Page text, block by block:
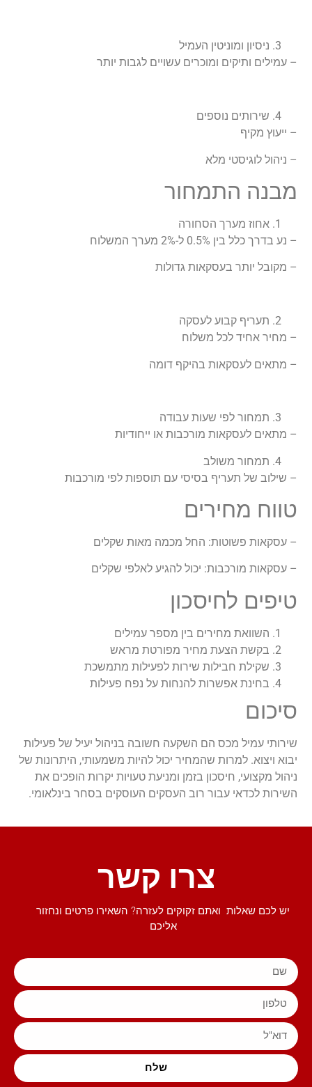
ניסיון ומוניטין העמיל
– עמילים ותיקים ומוכרים עשויים לגבות יותר
שירותים נוספים
– ייעוץ מקיף
– ניהול לוגיסטי מלא
מבנה התמחור
אחוז מערך הסחורה
– נע בדרך כלל בין 0.5% ל-2% מערך המשלוח
– מקובל יותר בעסקאות גדולות
תעריף קבוע לעסקה
– מחיר אחיד לכל משלוח
– מתאים לעסקאות בהיקף דומה
תמחור לפי שעות עבודה
– מתאים לעסקאות מורכבות או ייחודיות
תמחור משולב
– שילוב של תעריף בסיסי עם תוספות לפי מורכבות
טווח מחירים
– עסקאות פשוטות: החל מכמה מאות שקלים
– עסקאות מורכבות: יכול להגיע לאלפי שקלים
טיפים לחיסכון
השוואת מחירים בין מספר עמילים
בקשת הצעת מחיר מפורטת מראש
שקילת חבילות שירות לפעילות מתמשכת
בחינת אפשרות להנחות על נפח פעילות
סיכום
שירותי עמיל מכס הם השקעה חשובה בניהול יעיל של פעילות
יבוא ויצוא. למרות שהמחיר יכול להיות משמעותי, היתרונות של
ניהול מקצועי, חיסכון בזמן ומניעת טעויות יקרות הופכים את
השירות לכדאי עבור רוב העסקים העוסקים בסחר בינלאומי.
צרו קשר
יש לכם שאלות ואתם זקוקים לעזרה? השאירו פרטים ונחזור
אליכם
שלח